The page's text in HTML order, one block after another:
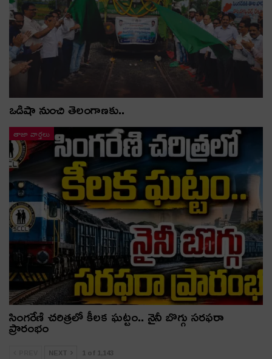
ఒడిషా నుంచి తెలంగాణ‌కు..
తాజా వార్తలు
సింగరేణి చరిత్రలో కీలక ఘట్టం.. నైనీ బొగ్గు సరఫరా
ప్రారంభం
NEXT 1 of 1,143